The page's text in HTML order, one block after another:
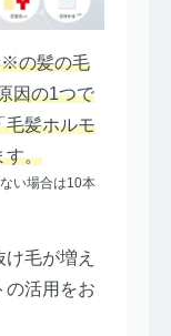
※の髪の毛
因の1つで
毛髪ホルモ
す。
い場合は10本
毛が増え
の活用をお